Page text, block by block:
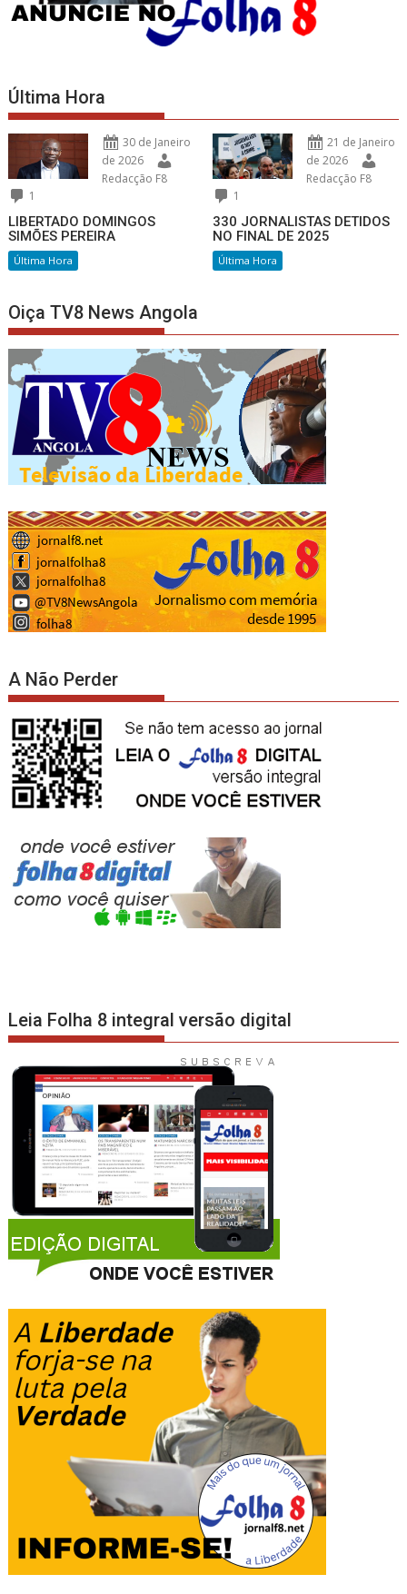
Última Hora
30 de Janeiro
de 2026
Redacção F8
1
LIBERTADO DOMINGOS
SIMÕES PEREIRA
Última Hora
21 de Janeiro
de 2026
Redacção F8
1
330 JORNALISTAS DETIDOS
NO FINAL DE 2025
Última Hora
Oiça TV8 News Angola
A Não Perder
Leia Folha 8 integral versão digital